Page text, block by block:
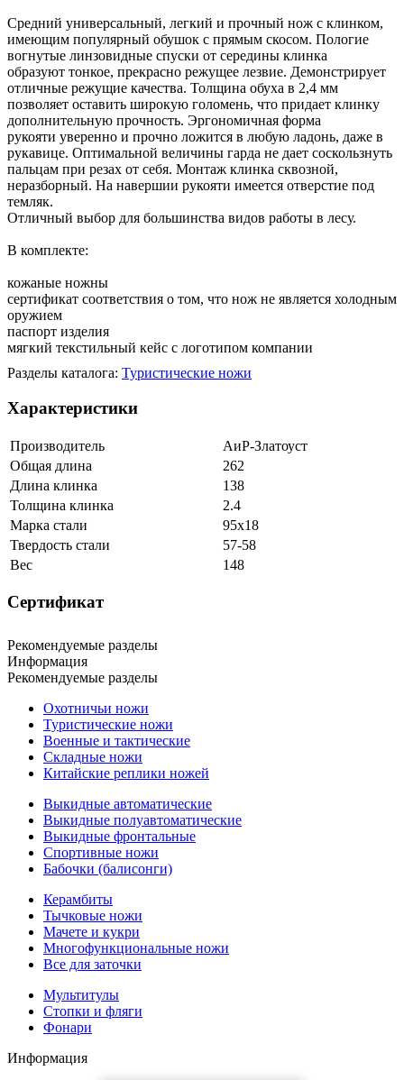
Средний универсальный, легкий и прочный нож с клинком,
имеющим популярный обушок с прямым скосом. Пологие
вогнутые линзовидные спуски от середины клинка
образуют тонкое, прекрасно режущее лезвие. Демонстрирует
отличные режущие качества. Толщина обуха в 2,4 мм
позволяет оставить широкую голомень, что придает клинку
дополнительную прочность. Эргономичная форма
рукояти уверенно и прочно ложится в любую ладонь, даже в
рукавице. Оптимальной величины гарда не дает соскользнуть
пальцам при резах от себя. Монтаж клинка сквозной,
неразборный. На навершии рукояти имеется отверстие под
темляк.
Отличный выбор для большинства видов работы в лесу.
В комплекте:
кожаные ножны
сертификат соответствия о том, что нож не является холодным
оружием
паспорт изделия
мягкий текстильный кейс с логотипом компании
Разделы каталога: Туристические ножи
Характеристики
Производитель
АиР-Златоуст
Общая длина
262
Длина клинка
138
Толщина клинка
2.4
Марка стали
95х18
Твердость стали
57-58
Вес
148
Сертификат
Рекомендуемые разделы
Информация
Рекомендуемые разделы
Охотничьи ножи
Туристические ножи
Военные и тактические
Складные ножи
Китайские реплики ножей
Выкидные автоматические
Выкидные полуавтоматические
Выкидные фронтальные
Спортивные ножи
Бабочки (балисонги)
Керамбиты
Тычковые ножи
Мачете и кукри
Многофункциональные ножи
Все для заточки
Мультитулы
Стопки и фляги
Фонари
Информация